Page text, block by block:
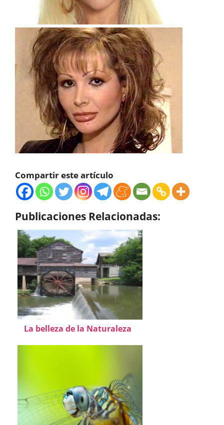
Compartir este artículo
Publicaciones Relacionadas:
La belleza de la Naturaleza